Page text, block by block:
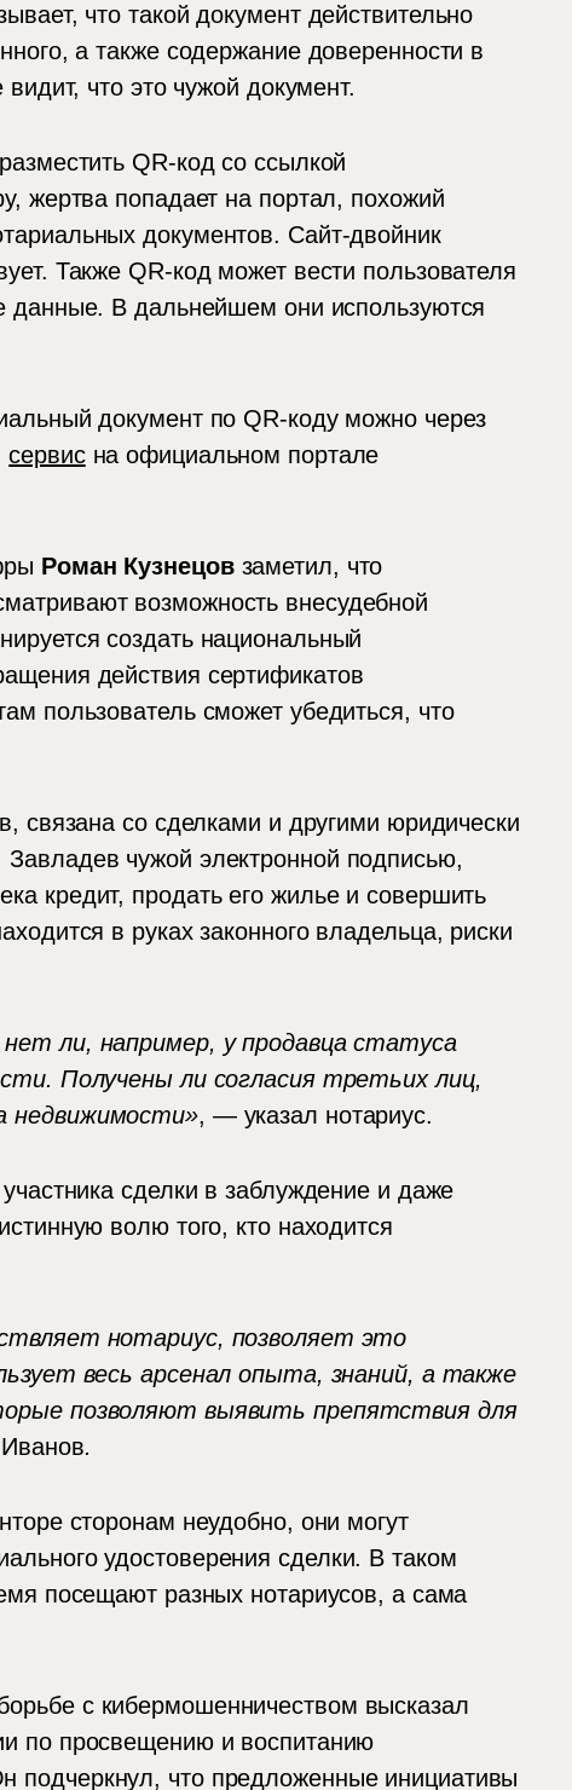
что такой документ действительно
а также содержание доверенности в
что это чужой документ.
QR-код со ссылкой
жертва попадает на портал, похожий
документов. Сайт-двойник
Также QR-код может вести пользователя
данные. В дальнейшем они используются
документ по QR-коду можно через
сервисна официальном портале
Роман Кузнецовзаметил, что
возможность внесудебной
создать национальный
действия сертификатов
пользователь сможет убедиться, что
связана со сделками и другими юридически
чужой электронной подписью,
кредит, продать его жилье и совершить
в руках законного владельца, риски
ли, например, у продавца статуса
Получены ли согласия третьих лиц,
недвижимости», — указал нотариус.
сделки в заблуждение и даже
волю того, кто находится
нотариус, позволяет это
весь арсенал опыта, знаний, а также
позволяют выявить препятствия для
.
сторонам неудобно, они могут
удостоверения сделки. В таком
посещают разных нотариусов, а сама
с кибермошенничеством высказал
по просвещению и воспитанию
подчеркнул, что предложенные инициативы